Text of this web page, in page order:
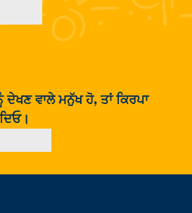
ਵਾਲੇ ਮਨੁੱਖ ਹੋ, ਤਾਂ ਕਿਰਪਾ